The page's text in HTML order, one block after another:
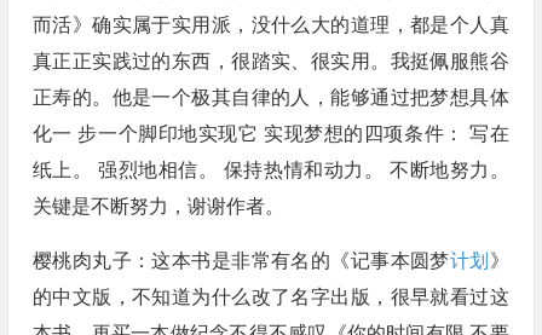
而活》确实属于实用派，没什么大的道理，都是个人真
真正正实践过的东西，很踏实、很实用。我挺佩服熊谷
正寿的。他是一个极其自律的人，能够通过把梦想具体
化一 步一个脚印地实现它 实现梦想的四项条件： 写在
纸上。 强烈地相信。 保持热情和动力。 不断地努力。
关键是不断努力，谢谢作者。
樱桃肉丸子：这本书是非常有名的《记事本圆梦计划 》
的中文版，不知道为什么改了名字出版，很早就看过这